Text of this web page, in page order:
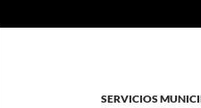
SERVICIOS